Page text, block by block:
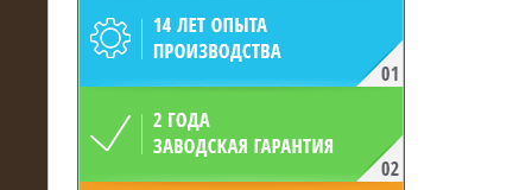
произведён высоковольтный
нагрузочный комплекс 24 МВт с
напряжением 6/10 кВ